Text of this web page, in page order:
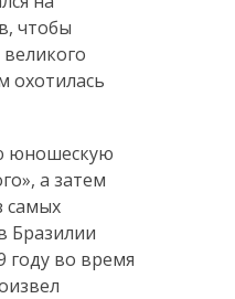
чтобы
охотилась
юношескую
а затем
самых
Бразилии
году во время